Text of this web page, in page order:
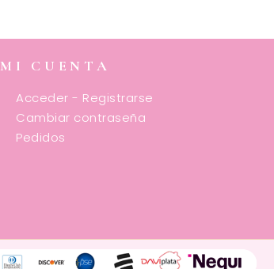
MI CUENTA
Acceder - Registrarse
Cambiar contraseña
Pedidos